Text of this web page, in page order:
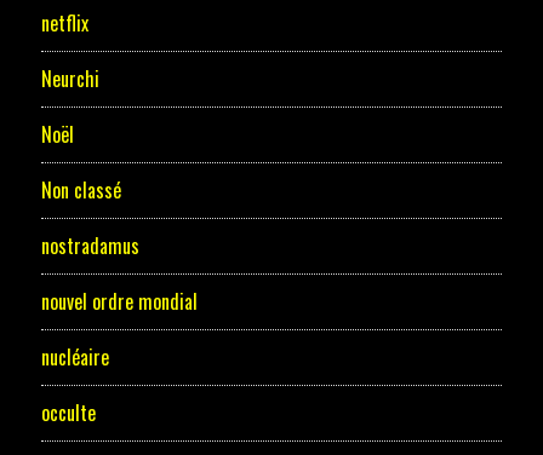
netflix
Neurchi
Noël
Non classé
nostradamus
nouvel ordre mondial
nucléaire
occulte